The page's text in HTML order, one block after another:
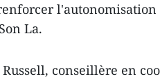
l'autonomisation
La.
conseillère en